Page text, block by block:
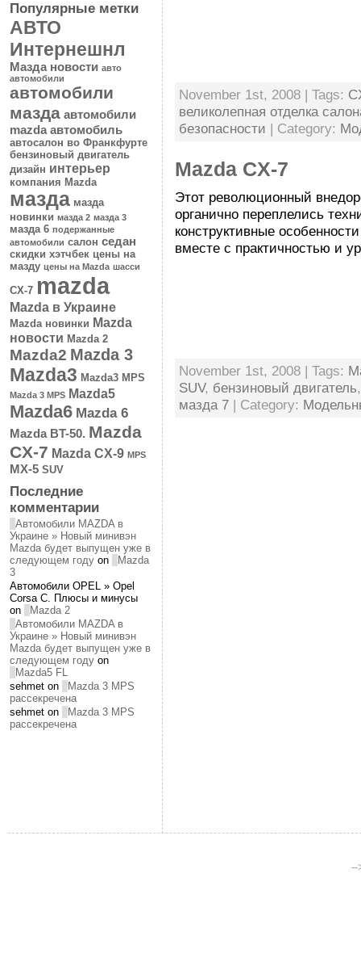
November 1st, 2008 | Tags:
великолепная отделка
безопасности | Category:
Mazda CX-7
Этот революционный
органично переплелись
конструктивные
вместе с практичностью и
November 1st, 2008 | Tags:
SUV, бензиновый двигатель
мазда 7 | Category:
Популярные метки
АВТО
Интернешнл
Мазда новости авто
автомобили
автомобили
мазда автомобили
mazda автомобиль
автосалон во Франкфурте
бензиновый двигатель
дизайн интерьер
компания Mazda
мазда мазда
новинки мазда 2 мазда 3
мазда 6 подержанные
автомобили салон седан
скидки хэтчбек цены на
мазду цены на Mazda шасси
CX-7 mazda
Mazda в Украине
Mazda новинки Mazda
новости Mazda 2
Mazda2 Mazda 3
Mazda3 Mazda3 MPS
Mazda 3 MPS Mazda5
Mazda6 Mazda 6
Mazda BT-50. Mazda
CX-7 Mazda CX-9 MPS
MX-5 SUV
Последние
комментарии
Автомобили MAZDA в
Украине » Новый минивэн
Mazda будет выпущен уже в
следующем году on
Mazda
3
Автомобили OPEL » Opel
Corsa C. Плюсы и минусы
on
Mazda 2
Автомобили MAZDA в
Украине » Новый минивэн
Mazda будет выпущен уже в
следующем году on
Mazda5 FL
sehmet on
Mazda 3 MPS
рассекречена
sehmet on
Mazda 3 MPS
рассекречена